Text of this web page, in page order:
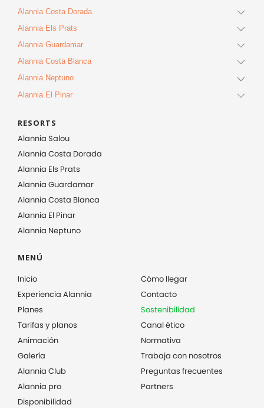
Alannia Costa Dorada
Alannia Els Prats
Alannia Guardamar
Alannia Costa Blanca
Alannia Neptuno
Alannia El Pinar
RESORTS
Alannia Salou
Alannia Costa Dorada
Alannia Els Prats
Alannia Guardamar
Alannia Costa Blanca
Alannia El Pinar
Alannia Neptuno
MENÚ
Inicio
Experiencia Alannia
Planes
Tarifas y planos
Animación
Galería
Alannia Club
Alannia pro
Disponibilidad
Cómo llegar
Contacto
Sostenibilidad
Canal ético
Normativa
Trabaja con nosotros
Preguntas frecuentes
Partners